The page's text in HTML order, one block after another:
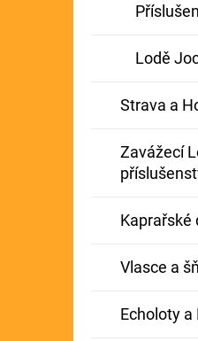
Lodě
Strava a
Zavážecí
Kaprařské
Vlasce a
Echoloty